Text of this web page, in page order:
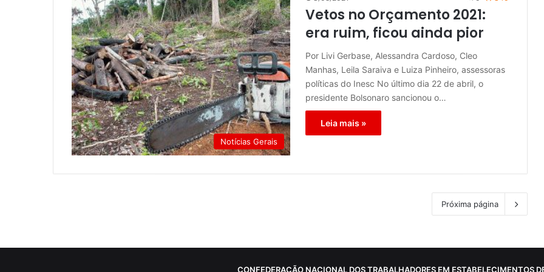
Notícias Gerais
Vetos no Orçamento 2021:
era ruim, ficou ainda pior
Por Livi Gerbase, Alessandra Cardoso, Cleo
Manhas, Leila Saraiva e Luiza Pinheiro, assessoras
políticas do Inesc No último dia 22 de abril, o
presidente Bolsonaro sancionou o…
Leia mais »
Próxima página
CONFEDERAÇÃO NACIONAL DOS TRABALHADORES EM ESTABELECIMENTOS